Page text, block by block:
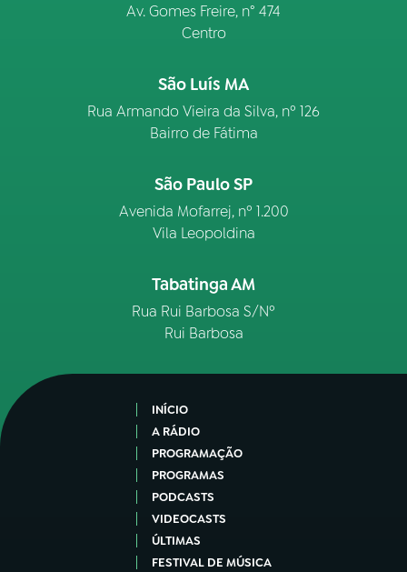
Av. Gomes Freire, n° 474
Centro
São Luís MA
Rua Armando Vieira da Silva, nº 126
Bairro de Fátima
São Paulo SP
Avenida Mofarrej, nº 1.200
Vila Leopoldina
Tabatinga AM
Rua Rui Barbosa S/Nº
Rui Barbosa
INÍCIO
A RÁDIO
PROGRAMAÇÃO
PROGRAMAS
PODCASTS
VIDEOCASTS
ÚLTIMAS
FESTIVAL DE MÚSICA